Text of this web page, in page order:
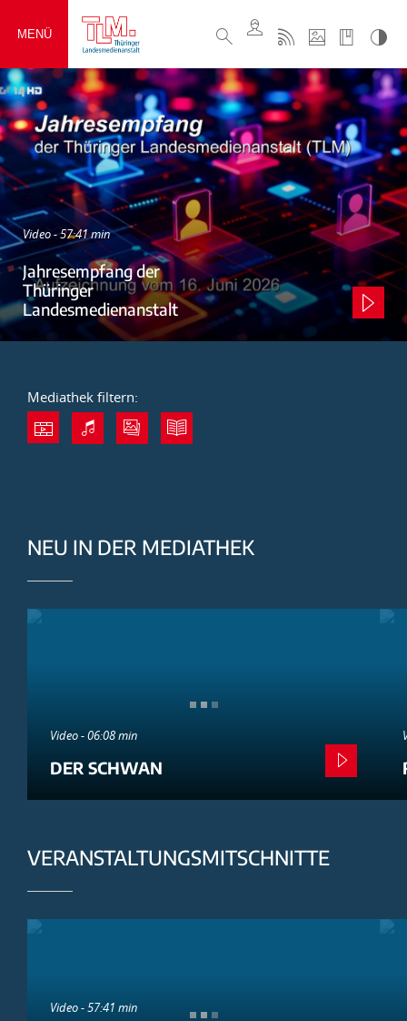
MENÜ
Video - 57:41 min
Jahresempfang der
Thüringer
Landesmedienanstalt
Mediathek filtern:
NEU IN DER MEDIATHEK
Video - 06:08 min
DER SCHWAN
VERANSTALTUNGSMITSCHNITTE
Video - 57:41 min